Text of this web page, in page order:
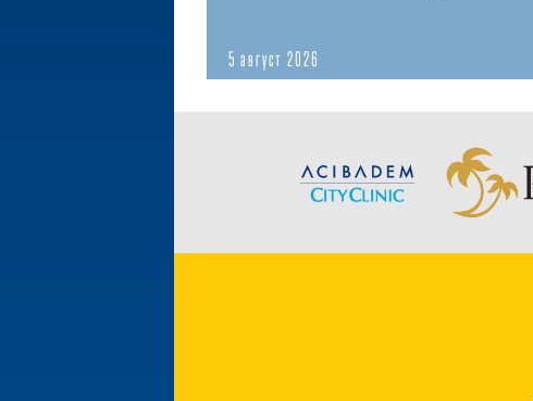
5 август 2026